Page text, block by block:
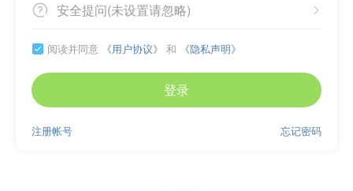
 
安全提问(未设置请忽略)
 阅读并同意 《用户协议》 和 《隐私声明》
登录
忘记密码
注册帐号